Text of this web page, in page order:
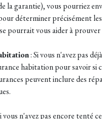
la garantie), vous pourriez
déterminer précisément
pourrait vous aider à prouver
: Si vous n'avez pas
habitation pour savoir si
peuvent inclure des
vous n'avez pas encore tenté